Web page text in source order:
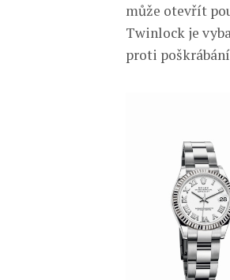
může otevřít
Twinlock je
proti